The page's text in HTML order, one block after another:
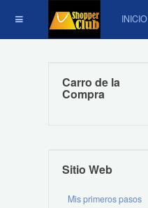
INICIO
Carro de la
Compra
Sitio Web
Mis primeros pasos